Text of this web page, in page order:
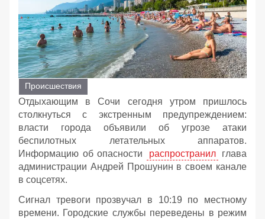
Происшествия
Отдыхающим в Сочи сегодня утром пришлось
столкнуться с экстренным предупреждением:
власти города объявили об угрозе атаки
беспилотных летательных аппаратов.
Информацию об опасности
распространил
глава
администрации Андрей Прошунин в своем канале
в соцсетях.
Сигнал тревоги прозвучал в 10:19 по местному
времени. Городские службы переведены в режим